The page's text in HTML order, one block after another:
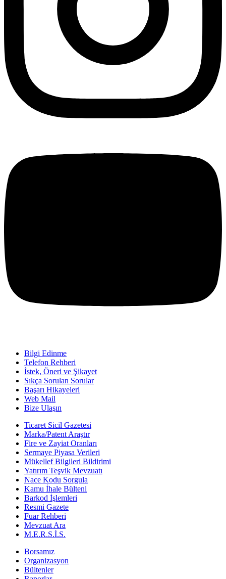
Bilgi Edinme
Telefon Rehberi
İstek, Öneri ve Şikayet
Sıkça Sorulan Sorular
Başarı Hikayeleri
Web Mail
Bize Ulaşın
Ticaret Sicil Gazetesi
Marka/Patent Araştır
Fire ve Zayiat Oranları
Sermaye Piyasa Verileri
Mükellef Bilgileri Bildirimi
Yatırım Teşvik Mevzuatı
Nace Kodu Sorgula
Kamu İhale Bülteni
Barkod İşlemleri
Resmi Gazete
Fuar Rehberi
Mevzuat Ara
M.E.R.S.İ.S.
Borsamız
Organizasyon
Bültenler